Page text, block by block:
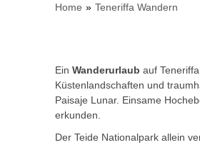
Home Teneriffa Wandern
Ein Wanderurlaub auf
Küstenlandschaften und
Paisaje Lunar. Einsame
erkunden.
Der Teide Nationalpark allein